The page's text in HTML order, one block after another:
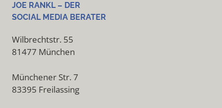
JOE RANKL – DER
SOCIAL MEDIA BERATER
Wilbrechtstr. 55
81477 München
Münchener Str. 7
83395 Freilassing